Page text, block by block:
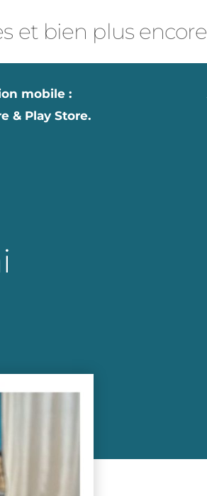
et bien plus encore
mobile :
& Play Store.